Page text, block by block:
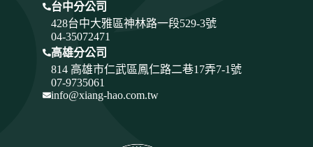
台中分公司
428台中大雅區神林路一段529-3號
04-35072471
高雄分公司
814 高雄市仁武區鳳仁路二巷17弄7-1號
07-9735061
info@xiang-hao.com.tw